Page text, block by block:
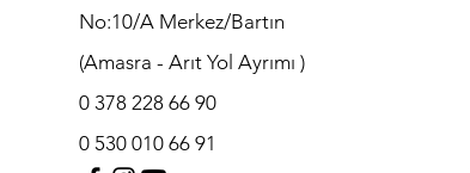
No:10/A Merkez/Bartın
(Amasra - Arıt Yol Ayrımı )
0 378 228 66 90
0 530 010 66 91